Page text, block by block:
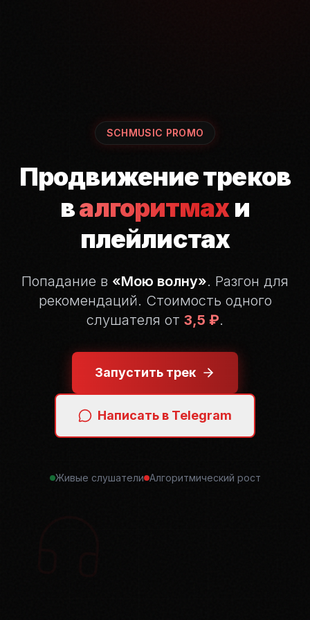
SCHMUSIC PROMO
Продвижение треков
валгоритмахи
плейлистах
Попадание в «Мою волну». Разгон для
рекомендаций. Стоимость одного
слушателя от 3,5 ₽.
Запустить трек
Написать в Telegram
Живые слушатели Алгоритмический рост